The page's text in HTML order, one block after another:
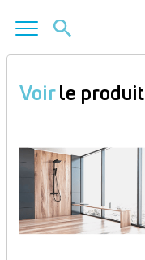
contenu
Voirle produit